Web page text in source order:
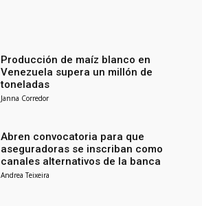
Producción de maíz blanco en
Venezuela supera un millón de
toneladas
Janna Corredor
Abren convocatoria para que
aseguradoras se inscriban como
canales alternativos de la banca
Andrea Teixeira